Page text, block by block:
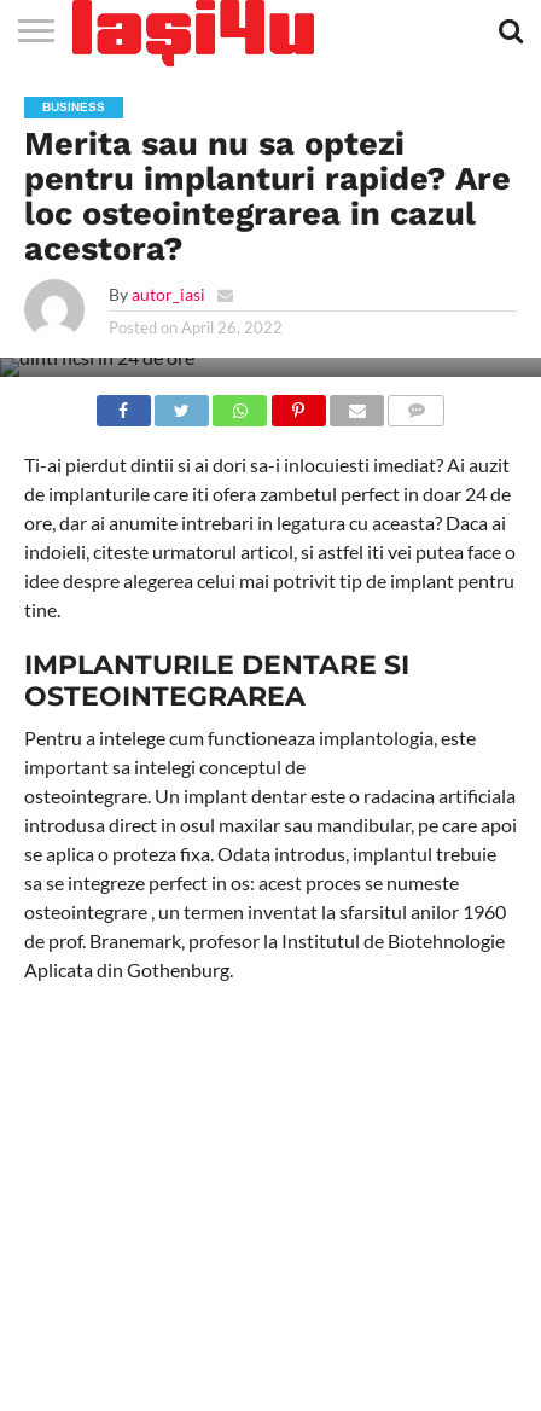
STIRI
APARTAMENTE
NOI IASI
STIRI
IASI
JOBS
IN
IASI
FILME
LA
CINEMA
CLUBURI /
DISCOTECI
BARURI /
CAFENELE
SALI DE
FORTA
SI
FITNESS
SALOANE DE
INFRUMUSETARE
AGENTII
DE
TURISM
IASI
RESTAURANTE
IN IASI
PIZZA
IN
IASI
PISCINA
IN IASI
FLORARII
RADIO
LIVE
IN IASI
SPALATORII
AUTO
TRACTARI
AUTO
TAXI
IN
IASI
CINEMA
TEATRU
HOTELURI
/
PENSIUNI
TEREN
SPORTIV
TEREN
TENIS
IASI
FARMACII
NON
STOP
COFFEE-
TO-GO
FIRME DE
PUBLICITATE
RENT
A
CAR
BUSINESS
Merita sau nu sa optezi
pentru implanturi rapide? Are
loc osteointegrarea in cazul
acestora?
By autor_iasi
Posted on April 26, 2022
Ti-ai pierdut dintii si ai dori sa-i inlocuiesti imediat? Ai auzit
de implanturile care iti ofera zambetul perfect in doar 24 de
ore, dar ai anumite intrebari in legatura cu aceasta? Daca ai
indoieli, citeste urmatorul articol, si astfel iti vei putea face o
idee despre alegerea celui mai potrivit tip de implant pentru
tine.
IMPLANTURILE DENTARE SI
OSTEOINTEGRAREA
Pentru a intelege cum functioneaza implantologia, este
important sa intelegi conceptul de
osteointegrare. Un implant dentar este o radacina artificiala
introdusa direct in osul maxilar sau mandibular, pe care apoi
se aplica o proteza fixa. Odata introdus, implantul trebuie
sa se integreze perfect in os: acest proces se numeste
osteointegrare , un termen inventat la sfarsitul anilor 1960
de prof. Branemark, profesor la Institutul de Biotehnologie
Aplicata din Gothenburg.